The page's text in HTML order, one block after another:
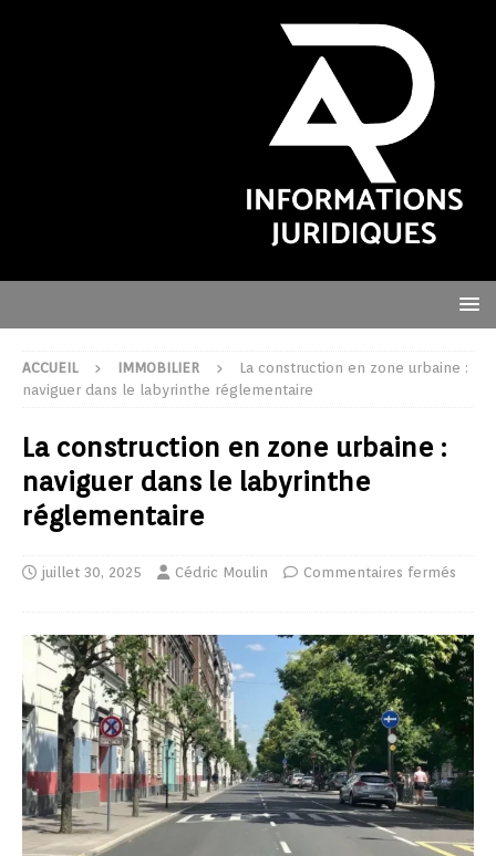
ACCUEIL IMMOBILIER
La construction en zone urbaine :
naviguer dans le labyrinthe réglementaire
La construction en zone urbaine :
naviguer dans le labyrinthe
réglementaire
juillet 30, 2025 Cédric Moulin Commentaires fermés